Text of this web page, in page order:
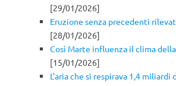
[29/01/2026]
Eruzione senza precedenti
[28/01/2026]
Così Marte influenza il clima
[15/01/2026]
L’aria che si respirava 1,4 miliardi